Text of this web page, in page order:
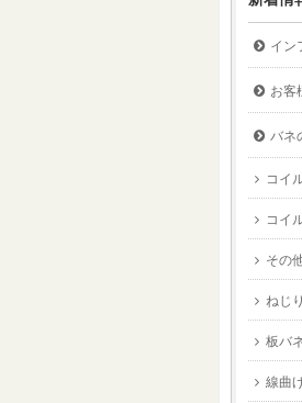
イン
お客
バネ
コイ
コイ
その
ねじ
板バ
線曲